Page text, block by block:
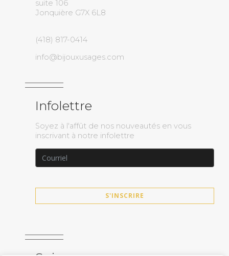
suite 106
Jonquière G7X 6L8
(418) 817-0414
info@bijouxusages.com
Infolettre
Soyez à l'affût de nos nouveautés en vous
inscrivant à notre infolettre
S'INSCRIRE